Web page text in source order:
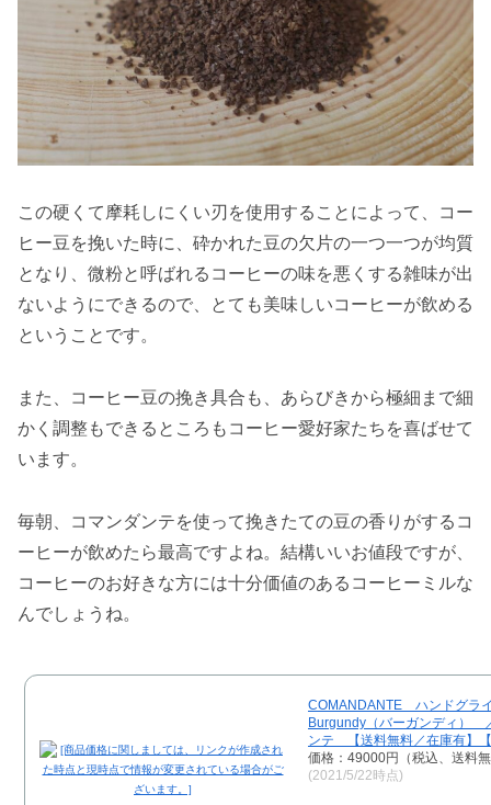
この硬くて摩耗しにくい刃を使用することによって、コー
ヒー豆を挽いた時に、砕かれた豆の欠片の一つ一つが均質
となり、微粉と呼ばれるコーヒーの味を悪くする雑味が出
ないようにできるので、とても美味しいコーヒーが飲める
ということです。
また、コーヒー豆の挽き具合も、あらびきから極細まで細
かく調整もできるところもコーヒー愛好家たちを喜ばせて
います。
毎朝、コマンダンテを使って挽きたての豆の香りがするコ
ーヒーが飲めたら最高ですよね。結構いいお値段ですが、
コーヒーのお好きな方には十分価値のあるコーヒーミルな
んでしょうね。
COMANDANTE ハンドグ
Burgundy（バーガンディ）
ンテ 【送料無料／在庫有】
価格：49000円（税込、送料
(2021/5/22時点)